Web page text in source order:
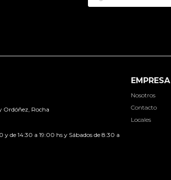
Ordóñez, Rocha
y de 14:30 a 19:00 hs y Sábados de 8:30 a
EMPRESA
Nosotros
Contacto
Locales